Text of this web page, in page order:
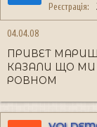
Реєстрація
04.04.08
ПРИВЕТ
КАЗАЛИ ЩО МИ
РОВНОМ